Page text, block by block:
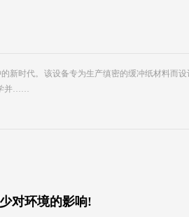
新时代。 该设备专为生产缜密的缓冲纸材料而
并……
对环境的影响!